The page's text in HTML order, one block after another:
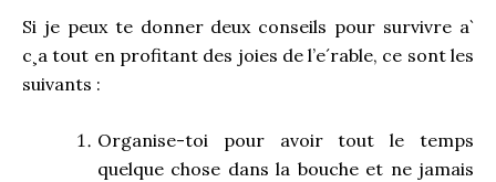
Si je peux te donner deux conseils pour survivre a`
c¸a tout en profitant des joies de l’e´rable, ce sont les
suivants :
Organise-toi pour avoir tout le temps
quelque chose dans la bouche et ne jamais